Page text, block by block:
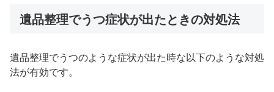
遺品整理でうつ症状が出たときの対処法
遺品整理でうつのような症状が出た時な以下のような対処
法が有効です。